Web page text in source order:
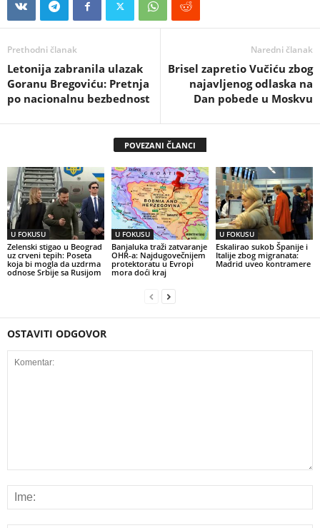
Prethodni članak
Letonija zabranila ulazak
Goranu Bregoviću: Pretnja
po nacionalnu bezbednost
Naredni članak
Brisel zapretio Vučiću zbog
najavljenog odlaska na
Dan pobede u Moskvu
POVEZANI ČLANCI
U FOKUSU
Zelenski stigao u Beograd
uz crveni tepih: Poseta
koja bi mogla da uzdrma
odnose Srbije sa Rusijom
U FOKUSU
Banjaluka traži zatvaranje
OHR-a: Najdugovečnijem
protektoratu u Evropi
mora doći kraj
U FOKUSU
Eskalirao sukob Španije i
Italije zbog migranata:
Madrid uveo kontramere
OSTAVITI ODGOVOR